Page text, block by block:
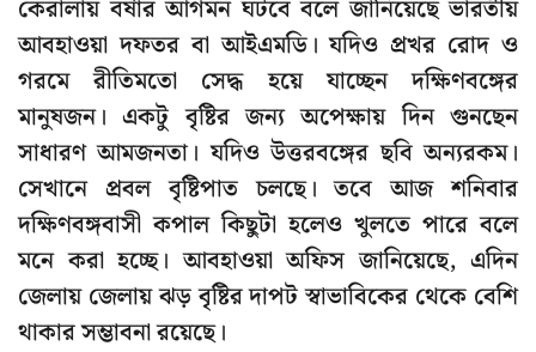
কেরালায় বর্ষার আগমন ঘটবে বলে জানিয়েছে ভারতীয়
আবহাওয়া দফতর বা আইএমডি। যদিও প্রখর রোদ ও
গরমে রীতিমতো সেদ্ধ হয়ে যাচ্ছেন দক্ষিণবঙ্গের
মানুষজন। একটু বৃষ্টির জন্য অপেক্ষায় দিন গুনছেন
সাধারণ আমজনতা। যদিও উত্তরবঙ্গের ছবি অন্যরকম।
সেখানে প্রবল বৃষ্টিপাত চলছে। তবে আজ শনিবার
দক্ষিণবঙ্গবাসী কপাল কিছুটা হলেও খুলতে পারে বলে
মনে করা হচ্ছে। আবহাওয়া অফিস জানিয়েছে, এদিন
জেলায় জেলায় ঝড় বৃষ্টির দাপট স্বাভাবিকের থেকে বেশি
থাকার সম্ভাবনা রয়েছে।